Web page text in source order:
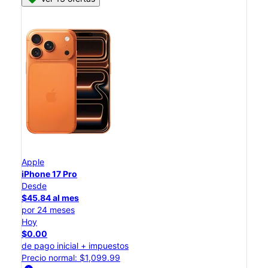
Apple
iPhone 17 Pro
Desde
$45.84 al mes
por 24 meses
Hoy
$0.00
de pago inicial + impuestos
Precio normal: $1,099.99